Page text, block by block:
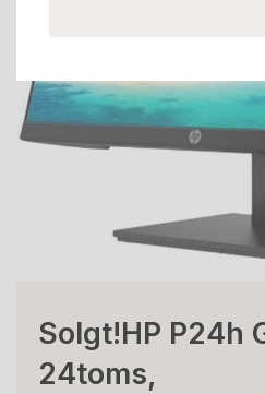
Solgt!HP P24h
24toms,